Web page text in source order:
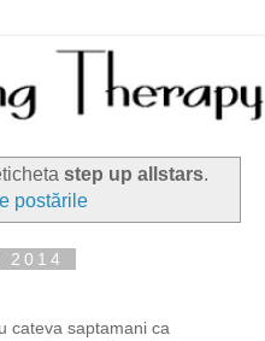
step up allstars.
postările
2014
cateva saptamani ca